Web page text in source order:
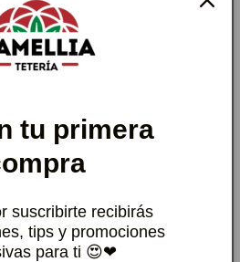
trasladar e ir tomando en
lindo regalo para la
es que es fácil de
olores.
tu primera
suscribirte recibirás
tips y promociones
para ti 😍❤